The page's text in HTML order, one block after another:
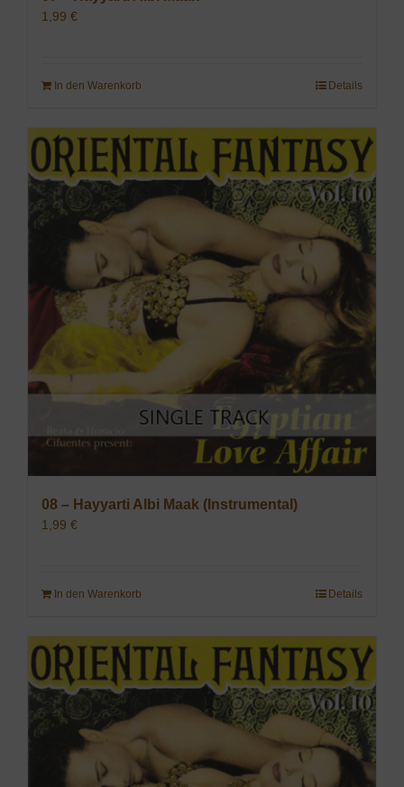
1,99 €
In den Warenkorb Details
08 – Hayyarti Albi Maak (Instrumental)
1,99 €
In den Warenkorb Details